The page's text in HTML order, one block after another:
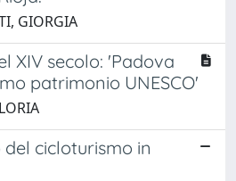
GIORGIA
XIV secolo: 'Padova
patrimonio UNESCO'
cicloturismo in